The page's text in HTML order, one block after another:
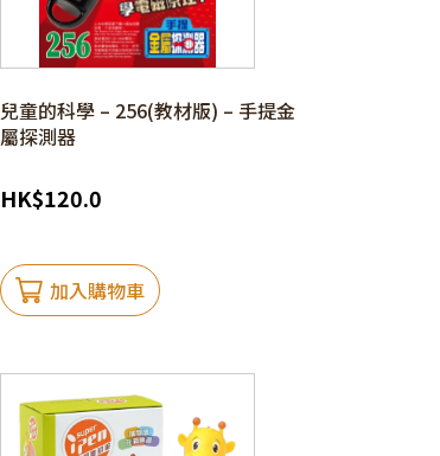
兒童的科學 – 256(教材版) – 手提金
屬探測器
HK$120.0
加入購物車